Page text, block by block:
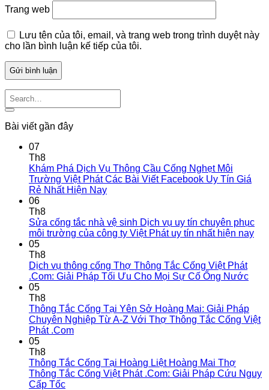
Trang web
Lưu tên của tôi, email, và trang web trong trình duyệt này
cho lần bình luận kế tiếp của tôi.
Bài viết gần đây
07
Th8
Khám Phá Dịch Vụ Thông Cầu Cống Nghẹt Môi
Trường Việt Phát Các Bài Viết Facebook Uy Tín Giá
Rẻ Nhất Hiện Nay
06
Th8
Sửa cống tắc nhà vệ sinh Dịch vụ uy tín chuyên phục
môi trường của công ty Việt Phát uy tín nhất hiện nay
05
Th8
Dịch vụ thông cống Thợ Thông Tắc Cống Việt Phát
.Com: Giải Pháp Tối Ưu Cho Mọi Sự Cố Ống Nước
05
Th8
Thông Tắc Cống Tại Yên Sở Hoàng Mai: Giải Pháp
Chuyên Nghiệp Từ A-Z Với Thợ Thông Tắc Cống Việt
Phát .Com
05
Th8
Thông Tắc Cống Tại Hoàng Liệt Hoàng Mai Thợ
Thông Tắc Cống Việt Phát .Com: Giải Pháp Cứu Nguy
Cấp Tốc